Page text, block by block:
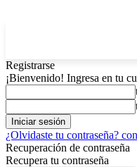
Registrarse
¡Bienvenido! Ingresa en tu
¿Olvidaste tu contraseña?
Recuperación de contraseña
Recupera tu contraseña